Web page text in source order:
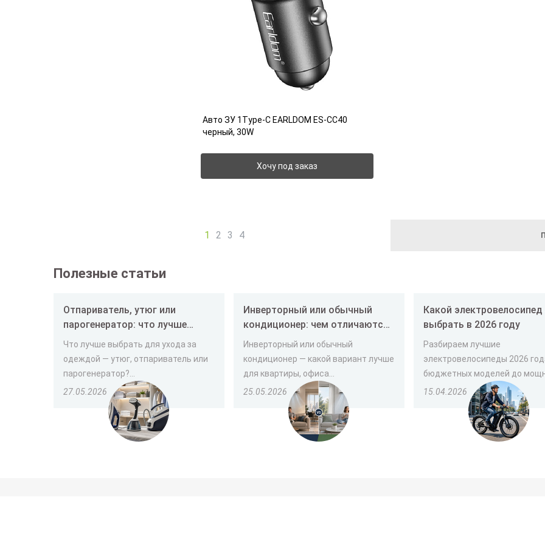
Авто ЗУ 1Type-C EARLDOM ES-CC40
черный, 30W
Хочу под заказ
1 2 3 4
Полезные статьи
Отпариватель, утюг или
парогенератор: что лучше
выбрать
Что лучше выбрать для ухода за
одеждой — утюг, отпариватель или
парогенератор?...
27.05.2026
Инверторный или обычный
кондиционер: чем отличаются
и какой лучше выбрать
Инверторный или обычный
кондиционер — какой вариант лучше
для квартиры, офиса...
25.05.2026
Какой электровелосипед лучше
выбрать в 2026 году
Разбираем лучшие
электровелосипеды 2026
бюджетных моделей до
15.04.2026